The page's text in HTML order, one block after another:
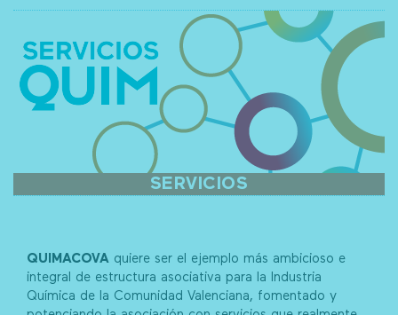
SERVICIOS
QUIMACOVA quiere ser el ejemplo más ambicioso e
integral de estructura asociativa para la Industria
Química de la Comunidad Valenciana, fomentado y